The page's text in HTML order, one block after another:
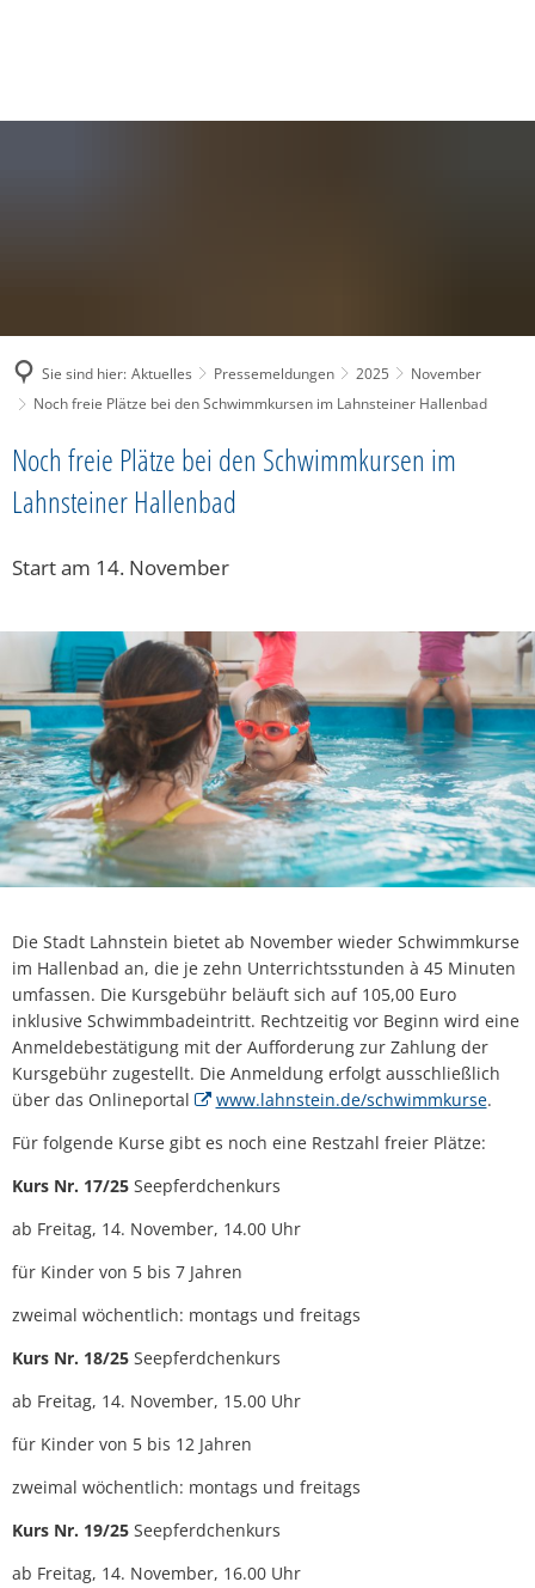
Sie sind hier: Aktuelles Pressemeldungen 2025
November
Noch freie Plätze bei den Schwimmkursen im Lahnsteiner Hallenbad
Noch freie Plätze bei den Schwimmkursen im
Lahnsteiner Hallenbad
Start am 14. November
Die Stadt Lahnstein bietet ab November wieder Schwimmkurse
im Hallenbad an, die je zehn Unterrichtsstunden à 45 Minuten
umfassen. Die Kursgebühr beläuft sich auf 105,00 Euro
inklusive Schwimmbadeintritt. Rechtzeitig vor Beginn wird eine
Anmeldebestätigung mit der Aufforderung zur Zahlung der
Kursgebühr zugestellt. Die Anmeldung erfolgt ausschließlich
über das Onlineportal
www.lahnstein.de/schwimmkurse.
Für folgende Kurse gibt es noch eine Restzahl freier Plätze:
Kurs Nr. 17/25 Seepferdchenkurs
ab Freitag, 14. November, 14.00 Uhr
für Kinder von 5 bis 7 Jahren
zweimal wöchentlich: montags und freitags
Kurs Nr. 18/25 Seepferdchenkurs
ab Freitag, 14. November, 15.00 Uhr
für Kinder von 5 bis 12 Jahren
zweimal wöchentlich: montags und freitags
Kurs Nr. 19/25 Seepferdchenkurs
ab Freitag, 14. November, 16.00 Uhr